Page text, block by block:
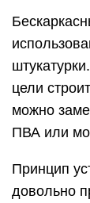
цели
можно
ПВА или
Принцип
довольно